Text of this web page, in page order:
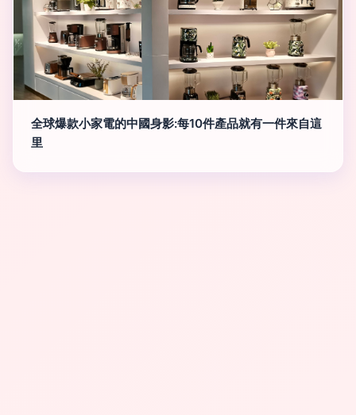
全球爆款小家電的中國身影:每10件產品就有一件來自這
里